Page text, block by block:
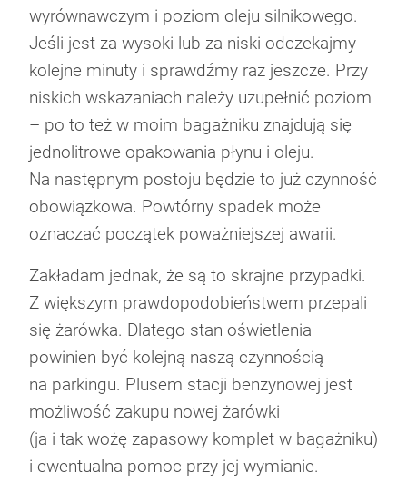
wyrównawczym i poziom oleju silnikowego.
Jeśli jest za wysoki lub za niski odczekajmy
kolejne minuty i sprawdźmy raz jeszcze. Przy
niskich wskazaniach należy uzupełnić poziom
– po to też w moim bagażniku znajdują się
jednolitrowe opakowania płynu i oleju.
Na następnym postoju będzie to już czynność
obowiązkowa. Powtórny spadek może
oznaczać początek poważniejszej awarii.
Zakładam jednak, że są to skrajne przypadki.
Z większym prawdopodobieństwem przepali
się żarówka. Dlatego stan oświetlenia
powinien być kolejną naszą czynnością
na parkingu. Plusem stacji benzynowej jest
możliwość zakupu nowej żarówki
(ja i tak wożę zapasowy komplet w bagażniku)
i ewentualna pomoc przy jej wymianie.